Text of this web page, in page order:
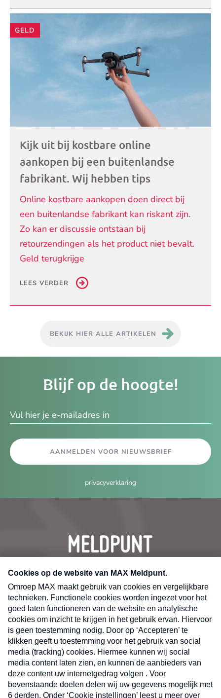
GELD
Kijk uit bij kostbare online
aankopen bij een buitenlandse
fabrikant. Wij hebben tips
Online kostbare aankopen doen direct bij
een buitenlandse fabrikant kan riskant zijn.
Zo kan er discussie ontstaan bij
retourzendingen als het product niet bevalt.
Geld terugkrijge
LEES VERDER
BEKIJK HIER ALLE ARTIKELEN
Blijf op de hoogte!
AANMELDEN VOOR NIEUWSBRIEF
privacyverklaring
CONTACT
Volg ons op